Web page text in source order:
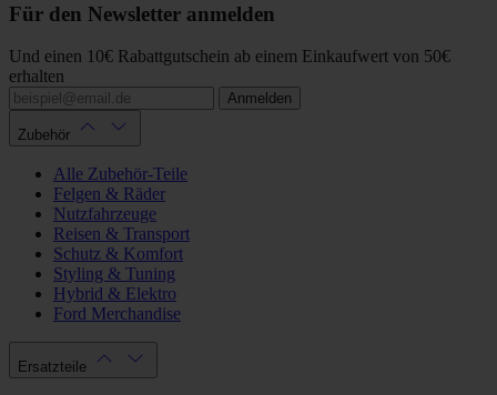
Für den Newsletter anmelden
Und einen 10€ Rabattgutschein ab einem Einkaufwert von 50€
erhalten
Anmelden
Zubehör
Alle Zubehör-Teile
Felgen & Räder
Nutzfahrzeuge
Reisen & Transport
Schutz & Komfort
Styling & Tuning
Hybrid & Elektro
Ford Merchandise
Ersatzteile